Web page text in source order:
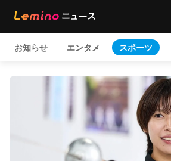
お知らせ エンタメ スポーツ